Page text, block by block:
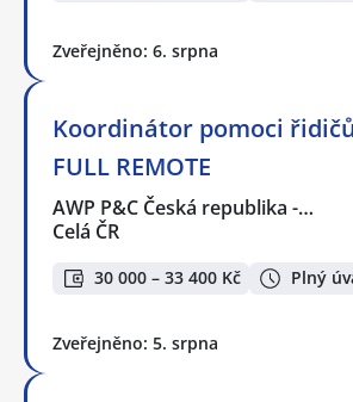
Zveřejněno: 6. srpna
Koordinátor pomoci
FULL REMOTE
AWP P&C Česká republika -…
Celá ČR
30 000 – 33 400 Kč Plný
Zveřejněno: 5. srpna